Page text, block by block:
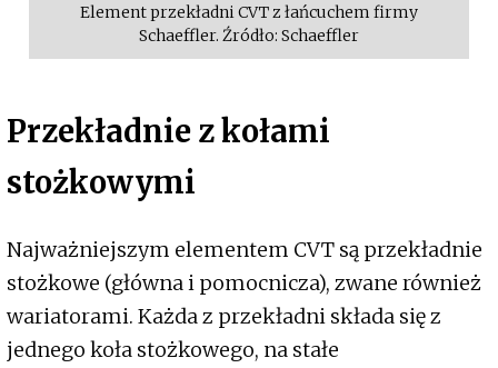
Element przekładni CVT z łańcuchem firmy
Schaeffler. Źródło: Schaeffler
Przekładnie z kołami
stożkowymi
Najważniejszym elementem CVT są przekładnie
stożkowe (główna i pomocnicza), zwane również
wariatorami. Każda z przekładni składa się z
jednego koła stożkowego, na stałe